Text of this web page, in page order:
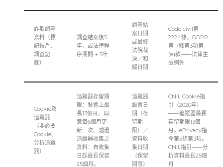
詐欺調查
資料（標
記帳戶、
調查記
錄）
調查結案後5
年，或法律程
序期間 + 5年
調查結
案日期
或最終
法院裁
決／和
解日期
Code civil第
2224條。GDPR
第17條第3項第
(e)款——法律主
張例外
Cookie及
追蹤器
（非必要
Cookie、
分析追蹤
器）
追蹤器存留期
限：裝置上最
長13個月。同
意每6個月更
新一次。透過
追蹤器收集之
資料：自收集
日起最長保留
25個月。
追蹤器
設置日
期（存
留期
限）／
資料收
集日期
（保留
期限）
CNIL Cookie指
引（2020年）
——追蹤器最長
存留期限13個
月。ePrivacy指
令第5條第3項。
CNIL指引——分
析資料最長25個
月